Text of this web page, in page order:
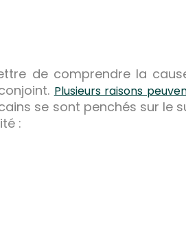
de comprendre la
Plusieurs raisons
se sont penchés sur le
: